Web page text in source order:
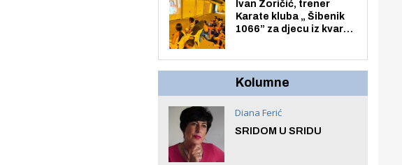
Ivan Zoričić, trener
Karate kluba „ Šibenik
1066” za djecu iz kvarta
organizirao dječje
Kolumne
Diana Ferić
SRIDOM U SRIDU